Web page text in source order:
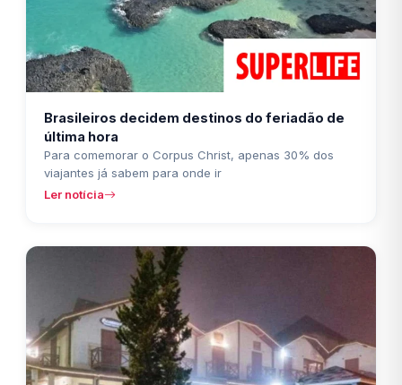
Brasileiros decidem destinos do feriadão de
última hora
Para comemorar o Corpus Christ, apenas 30% dos
viajantes já sabem para onde ir
Ler notícia